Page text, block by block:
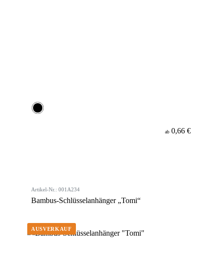
ab 0,66 €
Artikel-Nr.: 001A234
Bambus-Schlüsselanhänger „Tomi“